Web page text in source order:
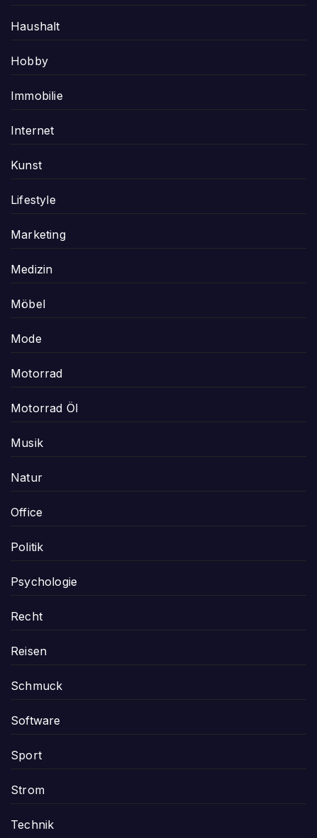
Haushalt
Hobby
Immobilie
Internet
Kunst
Lifestyle
Marketing
Medizin
Möbel
Mode
Motorrad
Motorrad Öl
Musik
Natur
Office
Politik
Psychologie
Recht
Reisen
Schmuck
Software
Sport
Strom
Technik